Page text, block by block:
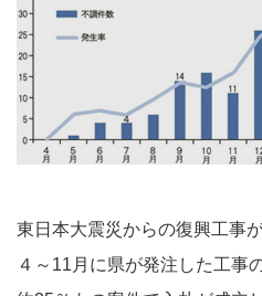
東日本大震災からの復興工事
４～11月に県が発注した工事